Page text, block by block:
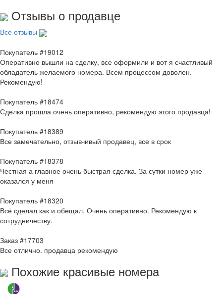
Отзывы о продавце
Все отзывы
Покупатель #19012
Оперативно вышли на сделку, все оформили и вот я счастливый
обладатель желаемого номера. Всем процессом доволен.
Рекомендую!
Покупатель #18474
Сделка прошла очень оперативно, рекомендую этого продавца!
Покупатель #18389
Все замечательно, отзывчивый продавец, все в срок
Покупатель #18378
Честная а главное очень быстрая сделка. За сутки номер уже
оказался у меня
Покупатель #18320
Всё сделал как и обещал. Очень оперативно. Рекомендую к
сотрудничеству.
Заказ #17703
Все отлично. продавца рекомендую
Похожие красивые номера